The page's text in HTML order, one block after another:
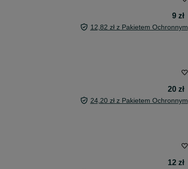
9 zł
12,82 zł z Pakietem Ochronnym
20 zł
24,20 zł z Pakietem Ochronnym
12 zł